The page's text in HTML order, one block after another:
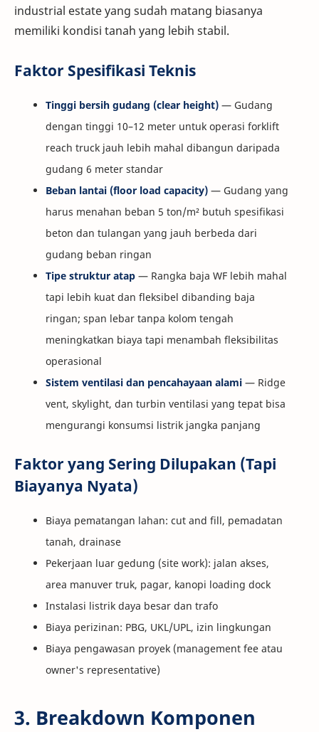
industrial estate yang sudah matang biasanya
memiliki kondisi tanah yang lebih stabil.
Faktor Spesifikasi Teknis
Tinggi bersih gudang (clear height) — Gudang
dengan tinggi 10–12 meter untuk operasi forklift
reach truck jauh lebih mahal dibangun daripada
gudang 6 meter standar
Beban lantai (floor load capacity) — Gudang yang
harus menahan beban 5 ton/m² butuh spesifikasi
beton dan tulangan yang jauh berbeda dari
gudang beban ringan
Tipe struktur atap — Rangka baja WF lebih mahal
tapi lebih kuat dan fleksibel dibanding baja
ringan; span lebar tanpa kolom tengah
meningkatkan biaya tapi menambah fleksibilitas
operasional
Sistem ventilasi dan pencahayaan alami — Ridge
vent, skylight, dan turbin ventilasi yang tepat bisa
mengurangi konsumsi listrik jangka panjang
Faktor yang Sering Dilupakan (Tapi
Biayanya Nyata)
Biaya pematangan lahan: cut and fill, pemadatan
tanah, drainase
Pekerjaan luar gedung (site work): jalan akses,
area manuver truk, pagar, kanopi loading dock
Instalasi listrik daya besar dan trafo
Biaya perizinan: PBG, UKL/UPL, izin lingkungan
Biaya pengawasan proyek (management fee atau
owner's representative)
3. Breakdown Komponen